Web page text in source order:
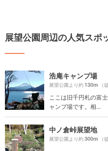
展望公園周辺の人気スポ
浩庵キャンプ場
展望公園より約130m （
ここは旧千円札の富
ャンプ場です。相...
中ノ倉峠展望地
展望公園より約300m （